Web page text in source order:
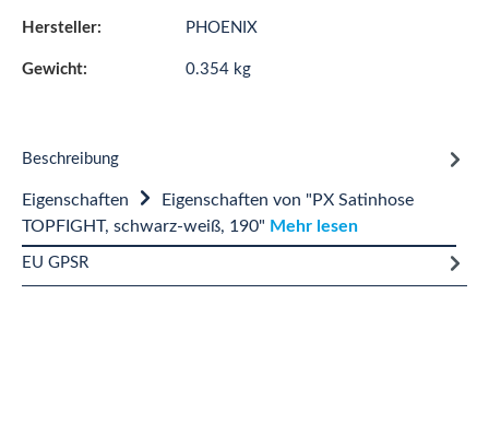
Hersteller: PHOENIX
Gewicht: 0.354 kg
Beschreibung
Eigenschaften
Eigenschaften von "PX Satinhose
TOPFIGHT, schwarz-weiß, 190" Mehr lesen
EU GPSR